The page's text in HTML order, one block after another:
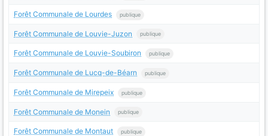
Forêt Communale de Lourdes publique
Forêt Communale de Louvie-Juzon publique
Forêt Communale de Louvie-Soubiron publique
Forêt Communale de Lucq-de-Béarn publique
Forêt Communale de Mirepeix publique
Forêt Communale de Monein publique
Forêt Communale de Montaut publique